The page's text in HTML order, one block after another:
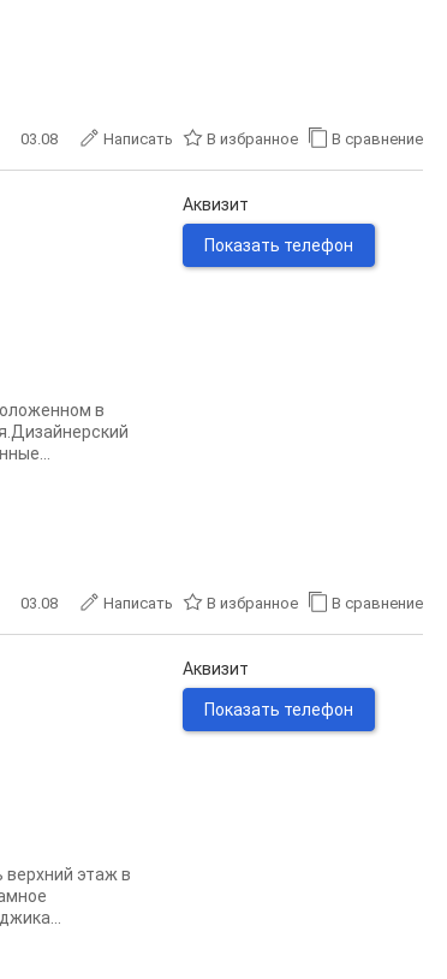
03.08 Написать В избранное В сравнение
в
Аквизит
Показать телефон
03.08 Написать В избранное В сравнение
верхний этаж в
Аквизит
Показать телефон